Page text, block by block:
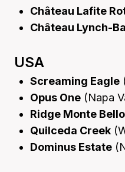
Château Lafite
Château Lynch-
USA
Screaming Eagle
Opus One (Napa
Ridge Monte Bello
Quilceda Creek
Dominus Estate